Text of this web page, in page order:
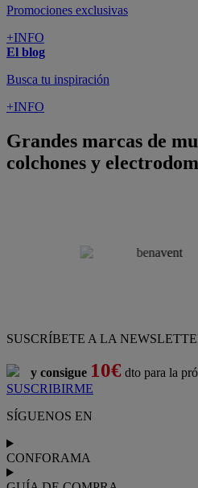
Promociones exclusivas
+INFO
El blog
Busca tu inspiración
+INFO
Grandes marcas de
colchones y
SUSCRÍBETE A LA
y consigue 10€ dto para la
SUSCRIBIRME
SÍGUENOS EN
CONFORAMA